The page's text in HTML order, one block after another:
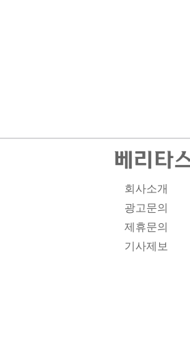
회사소개
광고문의
제휴문의
기사제보